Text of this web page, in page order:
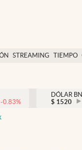
STREAMING TIEMPO
México
-0.83%
DÓLAR
$ 1520